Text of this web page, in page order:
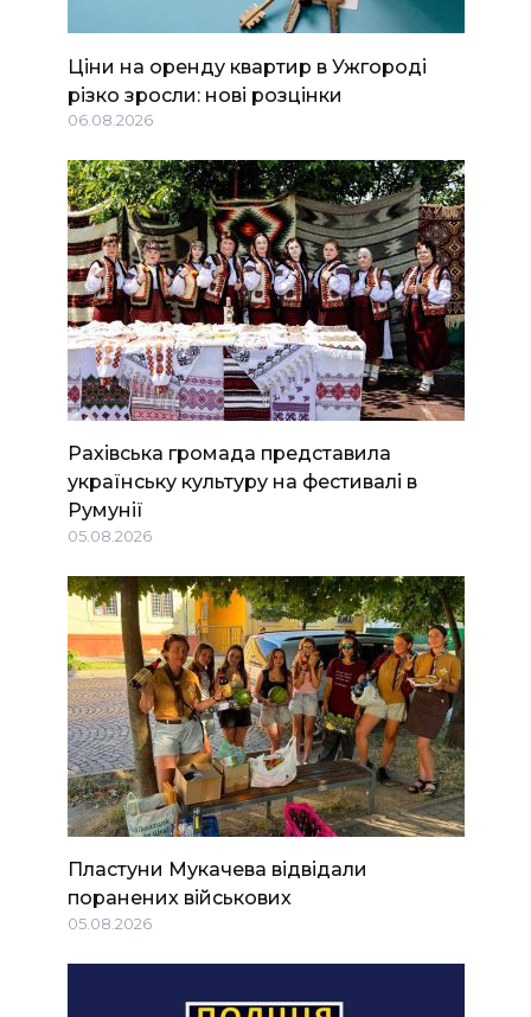
Ціни на оренду квартир в Ужгороді
різко зросли: нові розцінки
06.08.2026
Рахівська громада представила
українську культуру на фестивалі в
Румунії
05.08.2026
Пластуни Мукачева відвідали
поранених військових
05.08.2026